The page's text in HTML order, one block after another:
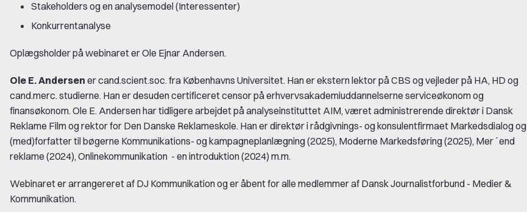
Stakeholders og en analysemodel (Interessenter)
Konkurrentanalyse
Oplægsholder på webinaret er Ole Ejnar Andersen.
Ole E. Andersen er cand.scient.soc. fra Københavns Universitet. Han er ekstern lektor på CBS og vejleder på HA, HD og
cand.merc. studierne. Han er desuden certificeret censor på erhvervsakademiuddannelserne serviceøkonom og
finansøkonom. Ole E. Andersen har tidligere arbejdet på analyseinstituttet AIM, været administrerende direktør i Dansk
Reklame Film og rektor for Den Danske Reklameskole. Han er direktør i rådgivnings- og konsulentfirmaet Markedsdialog og
(med)forfatter til bøgerne Kommunikations- og kampagneplanlægning (2025), Moderne Markedsføring (2025), Mer´end
reklame (2024), Onlinekommunikation - en introduktion (2024) m.m.
Webinaret er arrangereret af DJ Kommunikation og er åbent for alle medlemmer af Dansk Journalistforbund - Medier &
Kommunikation.